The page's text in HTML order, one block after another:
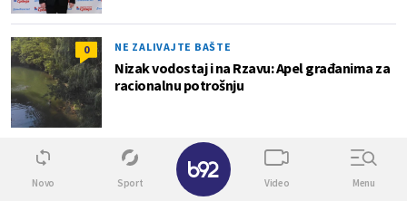
0 NE ZALIVAJTE BAŠTE
Nizak vodostaj i na Rzavu: Apel građanima za
racionalnu potrošnju
Novo Sport Video Menu
✕